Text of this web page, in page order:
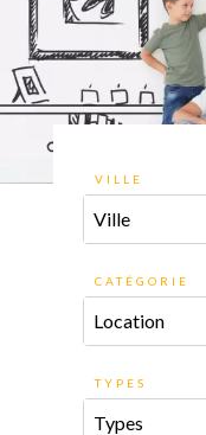
VILLE
Ville
CATÉGORIE
Location
TYPES
Types